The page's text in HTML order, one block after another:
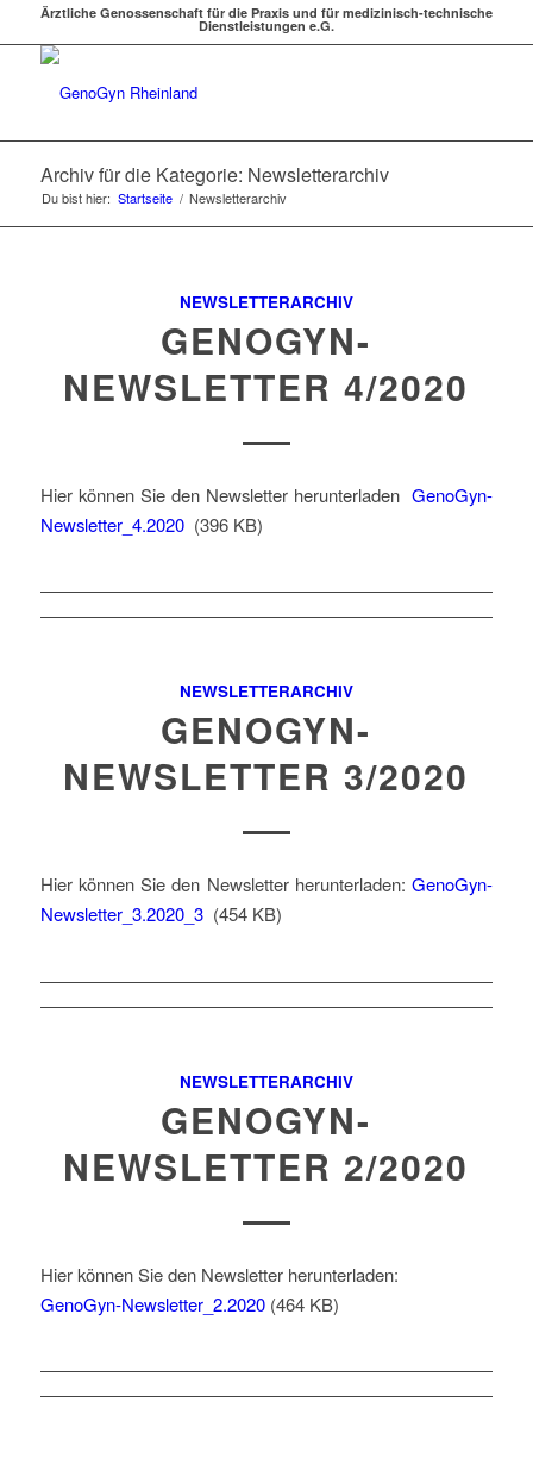
Ärztliche Genossenschaft für die Praxis und für medizinisch-technische
Dienstleistungen e.G.
Archiv für die Kategorie: Newsletterarchiv
Du bist hier: Startseite / Newsletterarchiv
NEWSLETTERARCHIV
GENOGYN-
NEWSLETTER 4/2020
Hier können Sie den Newsletter herunterladenGenoGyn-
Newsletter_4.2020(396 KB)
NEWSLETTERARCHIV
GENOGYN-
NEWSLETTER 3/2020
Hier können Sie den Newsletter herunterladen:GenoGyn-
Newsletter_3.2020_3(454 KB)
NEWSLETTERARCHIV
GENOGYN-
NEWSLETTER 2/2020
Hier können Sie den Newsletter herunterladen:
GenoGyn-Newsletter_2.2020(464 KB)